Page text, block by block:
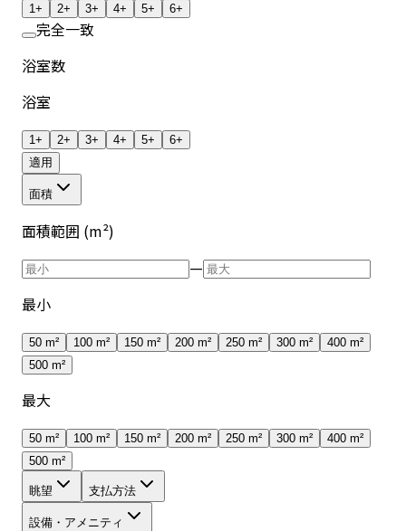
1+ 2+ 3+ 4+ 5+ 6+
完全一致
浴室数
浴室
1+ 2+ 3+ 4+ 5+
6+
適用
面積
面積範囲 (m²)
—
最小
50 m² 100 m² 150 m² 200 m² 250 m² 300 m²
400 m²
500 m²
最大
50 m² 100 m² 150 m² 200 m² 250 m² 300 m²
400 m²
500 m²
眺望 支払方法
設備・アメニティ